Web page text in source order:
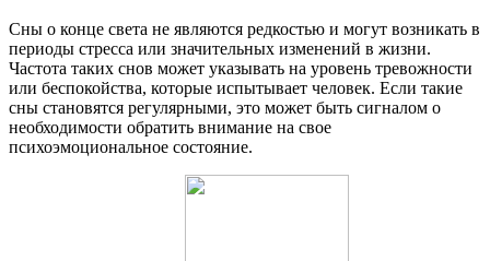
Сны о конце света не являются редкостью и могут возникать в
периоды стресса или значительных изменений в жизни.
Частота таких снов может указывать на уровень тревожности
или беспокойства, которые испытывает человек. Если такие
сны становятся регулярными, это может быть сигналом о
необходимости обратить внимание на свое
психоэмоциональное состояние.